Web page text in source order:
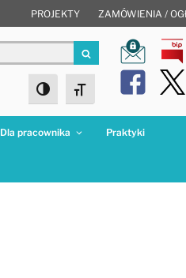
PROJEKTY ZAMÓWIENIA /
Szukaj
Toggle High Contrast
Toggle Font size
Dla pracownika Praktyki